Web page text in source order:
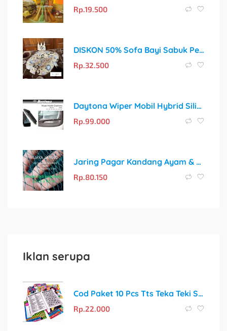
Rp.19.500
DISKON 50% Sofa Bayi Sabuk Pengaman Crown, Free Bantal!
Rp.32.500
Daytona Wiper Mobil Hybrid Silicon Silent – Solusi Anti-Bising & Anti-Air Terbaik!
Rp.99.000
Jaring Pagar Kandang Ayam & Kebun – Lubang 2 cm x 2 cm – Ukuran 2,5 m x 10 m
Rp.80.150
Iklan serupa
Cod Paket 10 Pcs Tts Teka Teki Silang Huruf Pendek Termurah Terlaris Games
Rp.22.000